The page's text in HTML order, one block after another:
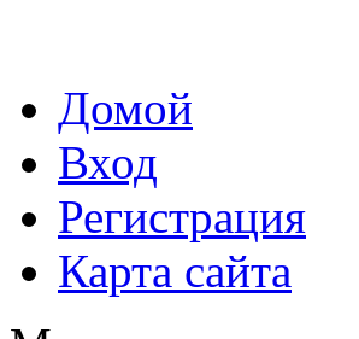
Домой
Вход
Регистрация
Карта сайта